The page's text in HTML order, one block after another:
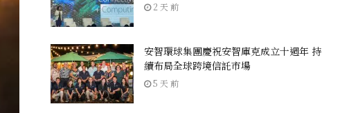
2 天 前
安智環球集團慶祝安智庫克成立十週年 持
續布局全球跨境信託市場
5 天 前